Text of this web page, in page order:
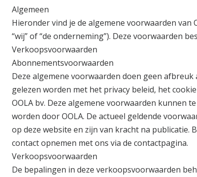
Algemeen
Hieronder vind je de algemene voorwaarden van
“wij” of “de onderneming”). Deze voorwaarden
Verkoopsvoorwaarden
Abonnementsvoorwaarden
Deze algemene voorwaarden doen geen afbreuk
gelezen worden met het privacy beleid, het
OOLA bv. Deze algemene voorwaarden kunnen
worden door OOLA. De actueel geldende
op deze website en zijn van kracht na publicatie.
contact opnemen met ons via de contactpagina.
Verkoopsvoorwaarden
De bepalingen in deze verkoopsvoorwaarden